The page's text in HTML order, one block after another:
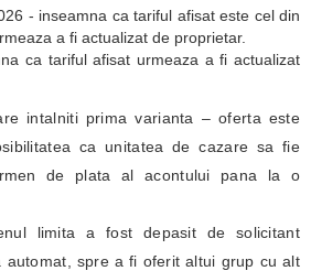
- inseamna ca tariful afisat este cel din
a fi actualizat de proprietar.
ca tariful afisat urmeaza a fi actualizat
intalniti prima varianta – oferta este
ca unitatea de cazare sa fie
de plata al acontului pana la o
limita a fost depasit de solicitant
automat, spre a fi oferit altui grup cu alt